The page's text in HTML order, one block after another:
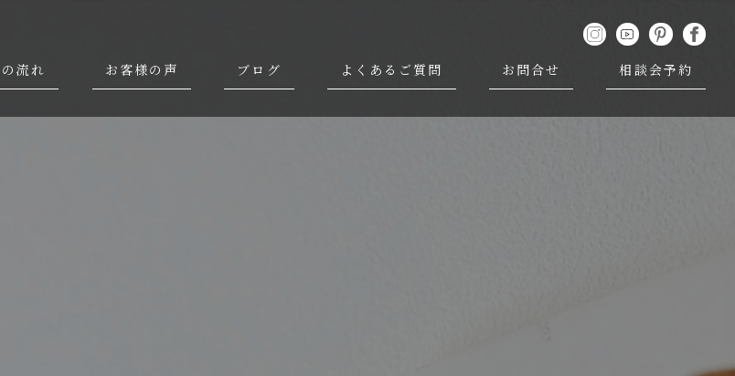
流れ お客様の声 ブログ よくあるご質問 お問合せ 相談会予約